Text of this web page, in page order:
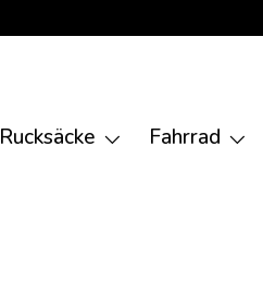
Rucksäcke Fahrrad